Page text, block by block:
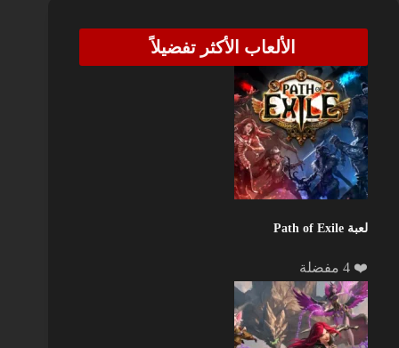
الألعاب الأكثر تفضيلاً
لعبة Path of Exile
❤️ 4 مفضلة